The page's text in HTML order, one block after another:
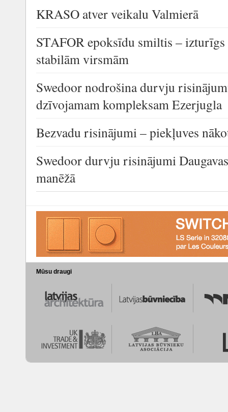
KRASO atver veikalu Valmierā
STAFOR epoksīdu smiltis –
stabilām virsmām
Swedoor nodrošina durvju
dzīvojamam kompleksam Ezerjugla
Bezvadu risinājumi – piekļuves
Swedoor durvju risinājumi
manēžā
Mūsu draugi